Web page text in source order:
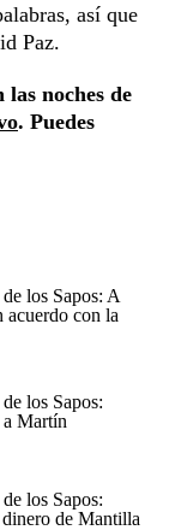
así que
Paz.
noches de
. Puedes
los Sapos: A
acuerdo con la
los Sapos:
Martín
los Sapos:
de Mantilla